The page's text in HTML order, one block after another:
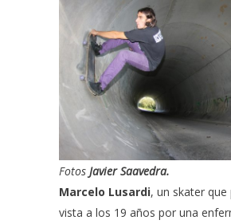
Fotos Javier Saavedra.
Marcelo Lusardi, un skater que
vista a los 19 años por una